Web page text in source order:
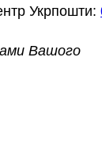
Укрпошти:
Вашого